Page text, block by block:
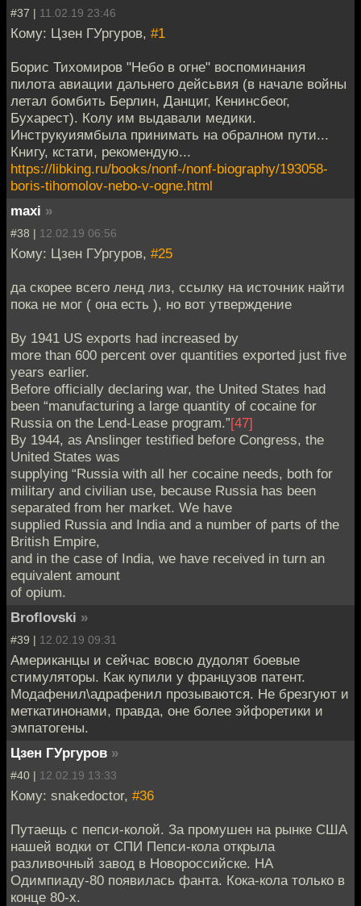
#37 | 11.02.19 23:46
Кому: Цзен ГУргуров, #1
Борис Тихомиров "Небо в огне" воспоминания
пилота авиации дальнего дейсьвия (в начале войны
летал бомбить Берлин, Данциг, Кенинсбеог,
Бухарест). Колу им выдавали медики.
Инструкуиямбыла принимать на обралном пути...
Книгу, кстати, рекомендую...
https://libking.ru/books/nonf-/nonf-biography/193058-
boris-tihomolov-nebo-v-ogne.html
maxi »
#38 | 12.02.19 06:56
Кому: Цзен ГУргуров, #25
да скорее всего ленд лиз, ссылку на источник найти
пока не мог ( она есть ), но вот утверждение
By 1941 US exports had increased by
more than 600 percent over quantities exported just five
years earlier.
Before officially declaring war, the United States had
been “manufacturing a large quantity of cocaine for
Russia on the Lend-Lease program.”[47]
By 1944, as Anslinger testified before Congress, the
United States was
supplying “Russia with all her cocaine needs, both for
military and civilian use, because Russia has been
separated from her market. We have
supplied Russia and India and a number of parts of the
British Empire,
and in the case of India, we have received in turn an
equivalent amount
of opium.
Broflovski »
#39 | 12.02.19 09:31
Американцы и сейчас вовсю дудолят боевые
стимуляторы. Как купили у французов патент.
Модафенил\адрафенил прозываются. Не брезгуют и
меткатинонами, правда, оне более эйфоретики и
эмпатогены.
Цзен ГУргуров »
#40 | 12.02.19 13:33
Кому: snakedoctor, #36
Путаещь с пепси-колой. За промушен на рынке США
нашей водки от СПИ Пепси-кола открыла
разливочный завод в Новороссийске. НА
Одимпиаду-80 появилась фанта. Кока-кола только в
конце 80-х.